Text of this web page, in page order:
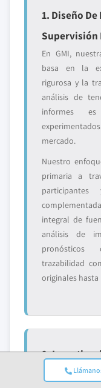
1. Diseño
Supervisión
En GMI,
basa en la
rigurosa y la
análisis de
informes
mercado.
Nuestro
primaria a
integral de
análisis de
pronósticos
trazabilidad
originales
2.
La